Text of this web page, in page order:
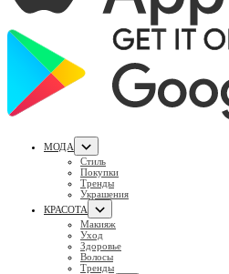
МОДА
Стиль
Покупки
Тренды
Украшения
КРАСОТА
Макияж
Уход
Здоровье
Волосы
Тренды